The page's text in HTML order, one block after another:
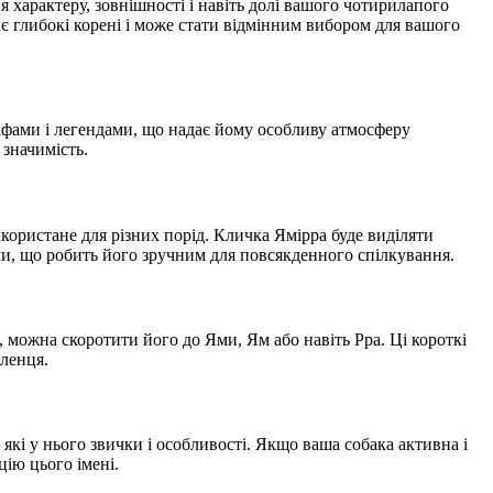
зовнішності і навіть долі вашого чотирилапого
глибокі корені і може стати відмінним вибором для вашого
і легендами, що надає йому особливу атмосферу
для різних порід. Кличка Ямірра буде виділяти
що робить його зручним для повсякденного спілкування.
можна скоротити його до Ями, Ям або навіть Рра. Ці короткі
у нього звички і особливості. Якщо ваша собака активна і
цього імені.